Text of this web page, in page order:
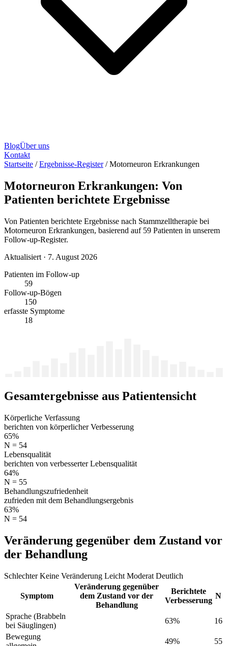
BlogÜber uns
Kontakt
Startseite / Ergebnisse-Register / Motorneuron Erkrankungen
Motorneuron Erkrankungen: Von
Patienten berichtete Ergebnisse
Von Patienten berichtete Ergebnisse nach Stammzelltherapie bei
Motorneuron Erkrankungen, basierend auf 59 Patienten in unserem
Follow-up-Register.
Aktualisiert · 7. August 2026
Patienten im Follow-up
59
Follow-up-Bögen
150
erfasste Symptome
18
Gesamtergebnisse aus Patientensicht
Körperliche Verfassung
berichten von körperlicher Verbesserung
65%
N = 54
Lebensqualität
berichten von verbesserter Lebensqualität
64%
N = 55
Behandlungszufriedenheit
zufrieden mit dem Behandlungsergebnis
63%
N = 54
Veränderung gegenüber dem Zustand vor
der Behandlung
Schlechter Keine Veränderung Leicht Moderat Deutlich
Symptom
Veränderung gegenüber
dem Zustand vor der
Behandlung
Berichtete
Verbesserung
N
Sprache (Brabbeln
bei Säuglingen)
63%
16
Bewegung
49% 55